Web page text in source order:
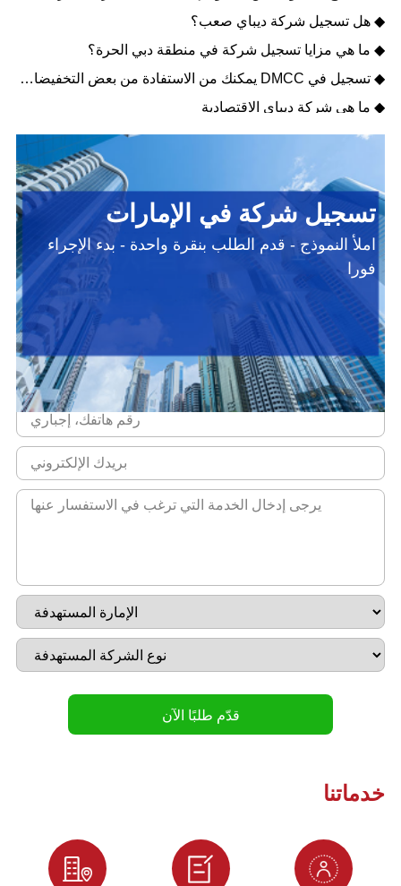
◆ هل تسجيل شركة ديباي صعب؟
◆ ما هي مزايا تسجيل شركة في منطقة دبي الحرة؟
◆ تسجيل في DMCC يمكنك من الاستفادة من بعض التخفيضات الضريبية
◆ ما هي شركة ديباي الاقتصادية
تسجيل شركة في الإمارات
املأ النموذج - قدم الطلب بنقرة واحدة - بدء الإجراء
فورا
خدماتنا